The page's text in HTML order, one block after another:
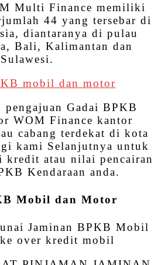
Multi Finance memiliki
44 yang tersebar di
diantaranya di pulau
Bali, Kalimantan dan
Sulawesi.
pengajuan Gadai BPKB
WOM Finance kantor
cabang terdekat di kota
kami Selanjutnya untuk
kredit atau nilai pencairan
Kendaraan anda.
Mobil dan Motor
Jaminan BPKB Mobil
over kredit mobil